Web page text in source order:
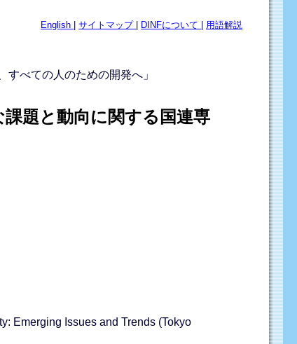
English |サイトマップ DINFについて 用語解説
べての人のための開発へ」
題と動向に関する国連専
Emerging Issues and Trends (Tokyo